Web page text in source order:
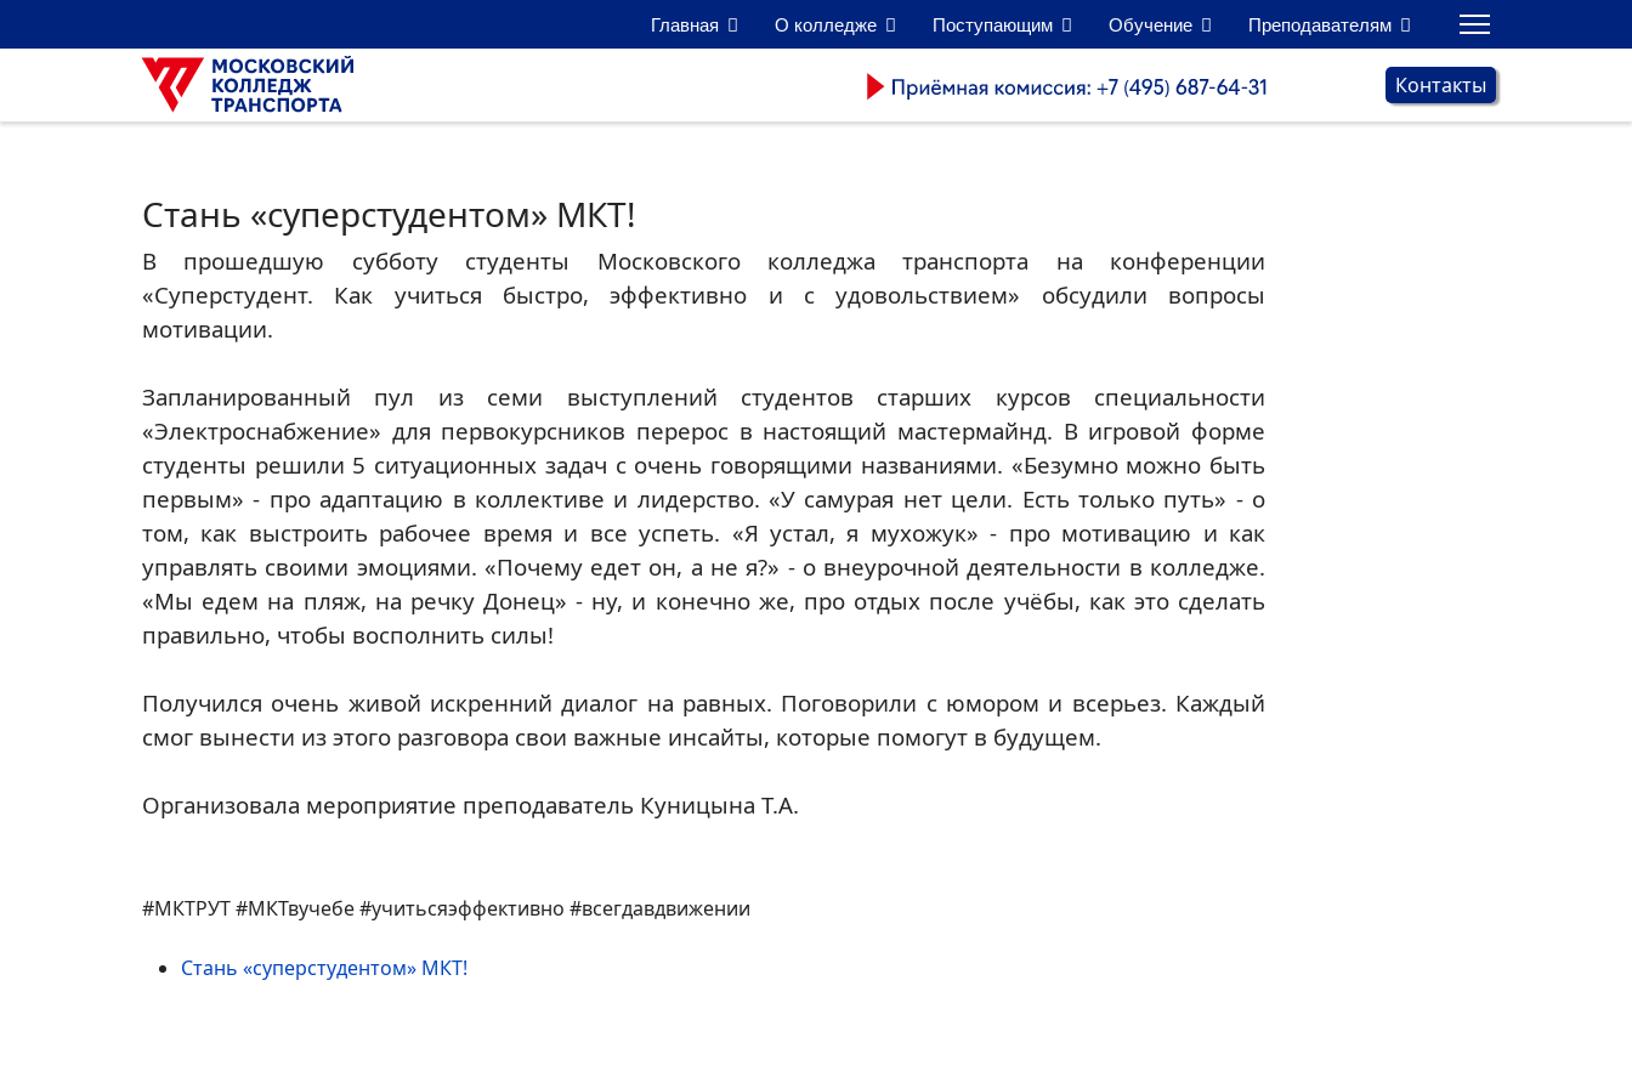
Главная О колледже Поступающим Обучение Преподавателям
Контакты
Стань «суперстудентом» МКТ!
В прошедшую субботу студенты Московского колледжа транспорта на конференции
«Суперстудент. Как учиться быстро, эффективно и с удовольствием» обсудили вопросы
мотивации.
Запланированный пул из семи выступлений студентов старших курсов специальности
«Электроснабжение» для первокурсников перерос в настоящий мастермайнд. В игровой форме
студенты решили 5 ситуационных задач с очень говорящими названиями. «Безумно можно быть
первым» - про адаптацию в коллективе и лидерство. «У самурая нет цели. Есть только путь» - о
том, как выстроить рабочее время и все успеть. «Я устал, я мухожук» - про мотивацию и как
управлять своими эмоциями. «Почему едет он, а не я?» - о внеурочной деятельности в колледже.
«Мы едем на пляж, на речку Донец» - ну, и конечно же, про отдых после учёбы, как это сделать
правильно, чтобы восполнить силы!
Получился очень живой искренний диалог на равных. Поговорили с юмором и всерьез. Каждый
смог вынести из этого разговора свои важные инсайты, которые помогут в будущем.
Организовала мероприятие преподаватель Куницына Т.А.
#МКТРУТ #МКТвучебе #учитьсяэффективно #всегдавдвижении
Стань «суперстудентом» МКТ!